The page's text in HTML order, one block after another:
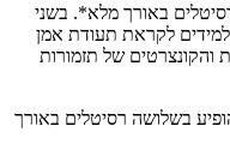
באורך מלא*. בשני
לקראת תעודת אמן
והקונצרטים של תזמורות
בשלושה רסיטלים באורך